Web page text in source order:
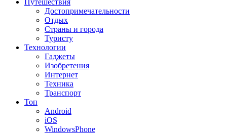
Достопримечательности
Отдых
Страны и города
Туристу
Технологии
Гаджеты
Изобретения
Интернет
Техника
Транспорт
Топ
Android
iOS
WindowsPhone